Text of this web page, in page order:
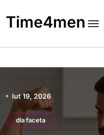
to
content
Time4men
lut 19, 2026
dla faceta